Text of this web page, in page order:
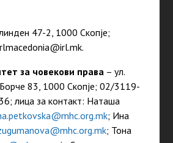
47-2, 1000 Скопје;
за човекови права – ул.
83, 1000 Скопје; 02/3119-
лица за контакт: Наташа
; Ина
; Тона